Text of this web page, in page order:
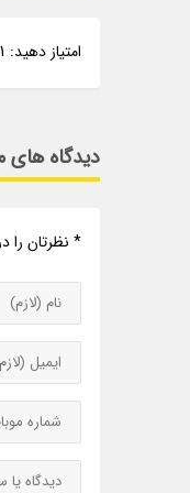
امتیاز دهید: 1
دیدگاه های
* نظرتان را